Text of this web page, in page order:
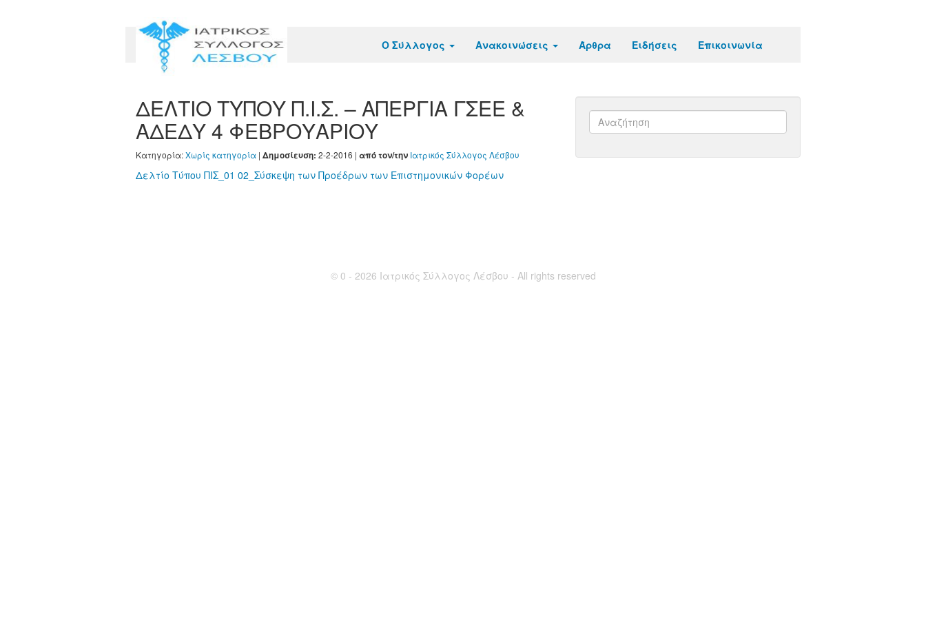
Ο Σύλλογος Ανακοινώσεις Άρθρα Ειδήσεις Επικοινωνία
ΔΕΛΤΙΟ ΤΥΠΟΥ Π.Ι.Σ. – ΑΠΕΡΓΙΑ ΓΣΕΕ &
ΑΔΕΔΥ 4 ΦΕΒΡΟΥΑΡΙΟΥ
Κατηγορία:Χωρίς κατηγορία | Δημοσίευση: 2-2-2016 | από τον/την Ιατρικός Σύλλογος Λέσβου
Δελτίο Τύπου ΠΙΣ_01 02_Σύσκεψη των Προέδρων των Επιστημονικών Φορέων
© 0 - 2026 Ιατρικός Σύλλογος Λέσβου - All rights reserved